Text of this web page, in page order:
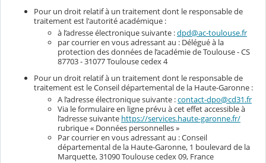
Pour un droit relatif à un traitement dont le responsable de
traitement est l'autorité académique :
à l’adresse électronique suivante :dpd@ac-toulouse.fr
par courrier en vous adressant au : Délégué à la
protection des données de l’académie de Toulouse - CS
87703 - 31077 Toulouse cedex 4
Pour un droit relatif à un traitement dont le responsable de
traitement est le Conseil départemental de la Haute-Garonne :
A l’adresse électronique suivante :contact-dpo@cd31.fr
Via le formulaire en ligne prévu à cet effet accessible à
l’adresse suivante https://services.haute-garonne.fr/
rubrique « Données personnelles »
Par courrier en vous adressant au : Conseil
départemental de la Haute-Garonne, 1 boulevard de la
Marquette, 31090 Toulouse cedex 09, France